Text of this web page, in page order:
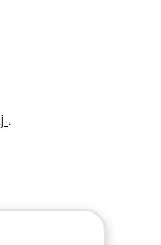
5 na 5
.